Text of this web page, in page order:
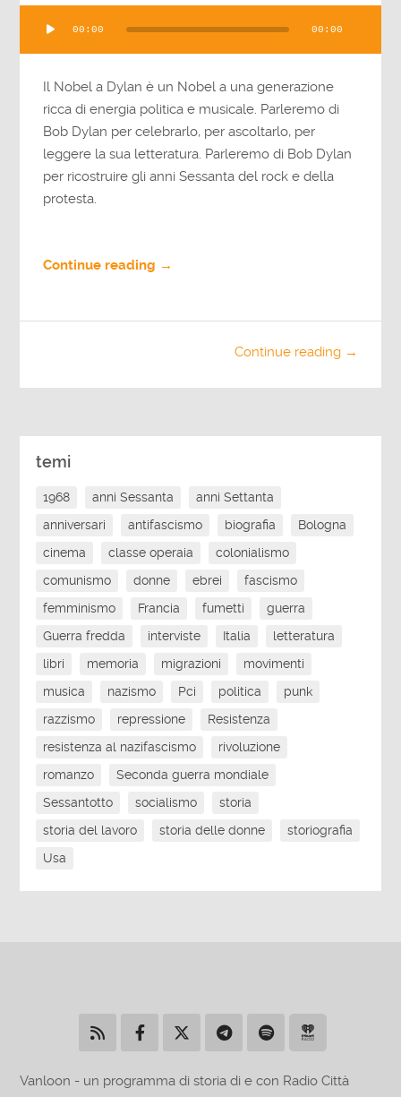
Player
00:00 00:00
Il Nobel a Dylan è un Nobel a una generazione
ricca di energia politica e musicale. Parleremo di
Bob Dylan per celebrarlo, per ascoltarlo, per
leggere la sua letteratura. Parleremo di Bob Dylan
per ricostruire gli anni Sessanta del rock e della
protesta.
Continue reading →
Continue reading →
temi
1968 anni Sessanta
anni Settanta
anniversari
antifascismo biografia
Bologna
cinema
classe operaia
colonialismo
comunismo
donne ebrei
fascismo
femminismo
Francia fumetti
guerra
Guerra fredda
interviste Italia
letteratura
libri
memoria migrazioni
movimenti
musica
nazismo Pci politica
punk
razzismo
repressione
Resistenza
resistenza al nazifascismo
rivoluzione
romanzo
Seconda guerra mondiale
Sessantotto
socialismo
storia
storia del lavoro
storia delle donne
storiografia
Usa
Vanloon - un programma di storia di e con Radio Città